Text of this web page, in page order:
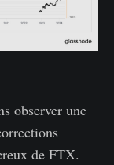
observer une
de FTX.